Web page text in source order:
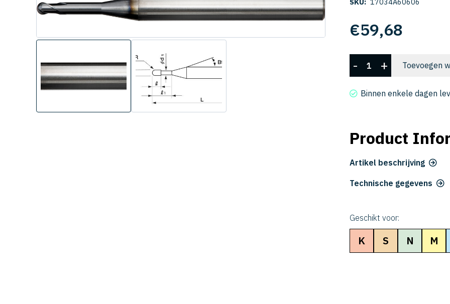
€59,68
CSELB
2006-
060-
- + Toevoegen
Binnen enkele dagen
Product
Artikel beschrijving
Technische gegevens
Geschikt voor:
K S N M